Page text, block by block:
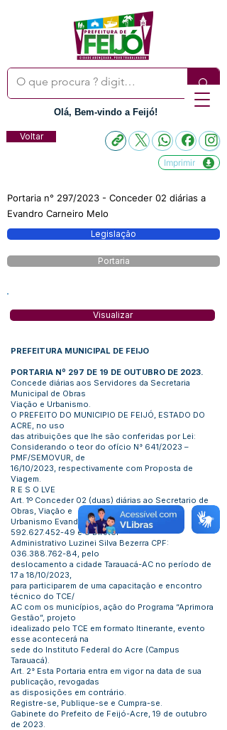
Olá, Bem-vindo a Feijó!
Voltar
Imprimir
Portaria n° 297/2023 - Conceder 02 diárias a
Evandro Carneiro Melo
Legislação
Portaria
Visualizar
PREFEITURA MUNICIPAL DE FEIJO
PORTARIA Nº 297 DE 19 DE OUTUBRO DE 2023.
Concede diárias aos Servidores da Secretaria
Municipal de Obras
Viação e Urbanismo.
O PREFEITO DO MUNICIPIO DE FEIJÓ, ESTADO DO
ACRE, no uso
das atribuições que lhe são conferidas por Lei:
Considerando o teor do ofício N° 641/2023 –
PMF/SEMOVUR, de
16/10/2023, respectivamente com Proposta de
Viagem.
R E S O LVE
Art. 1º Conceder 02 (duas) diárias ao Secretario de
Obras, Viação e
Urbanismo Evandro Carneiro Melo CPF:
592.627.452-49 e o Diretor
Administrativo Luzinei Silva Bezerra CPF:
036.388.762-84, pelo
deslocamento a cidade Tarauacá-AC no período de
17 a 18/10/2023,
para participarem de uma capacitação e encontro
técnico do TCE/
AC com os municípios, ação do Programa “Aprimora
Gestão”, projeto
idealizado pelo TCE em formato Itinerante, evento
esse acontecerá na
sede do Instituto Federal do Acre (Campus
Tarauacá).
Art. 2° Esta Portaria entra em vigor na data de sua
publicação, revogadas
as disposições em contrário.
Registre-se, Publique-se e Cumpra-se.
Gabinete do Prefeito de Feijó-Acre, 19 de outubro
de 2023.